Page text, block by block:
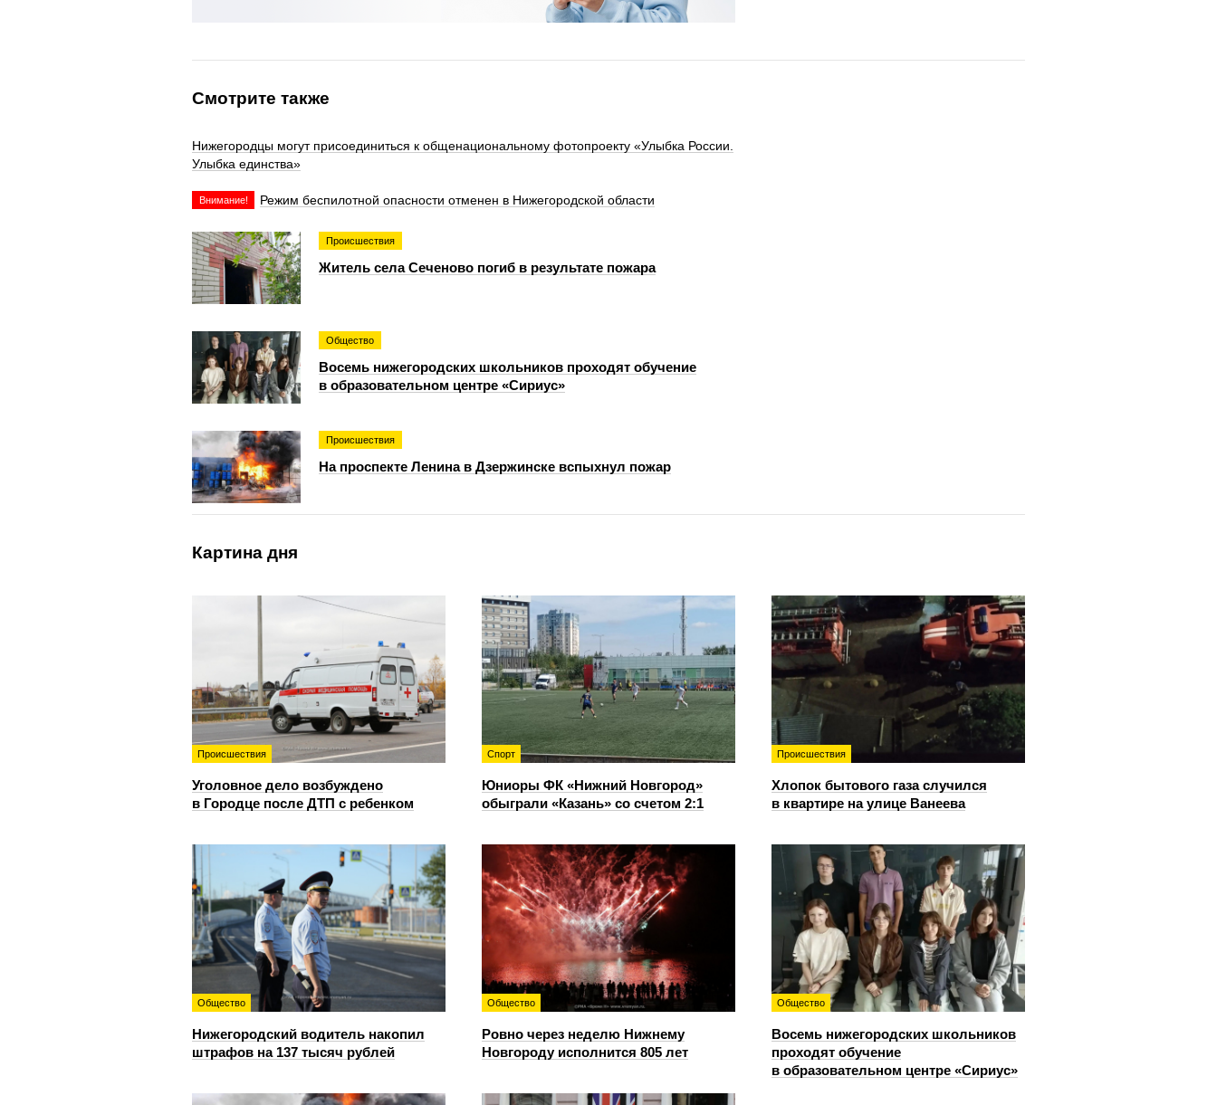
Смотрите также
Нижегородцы могут присоединиться к общенациональному фотопроекту «Улыбка России.
Улыбка единства»
Внимание! Режим беспилотной опасности отменен в Нижегородской области
Происшествия
Житель села Сеченово погиб в результате пожара
Общество
Восемь нижегородских школьников проходят обучение
в образовательном центре «Сириус»
Происшествия
На проспекте Ленина в Дзержинске вспыхнул пожар
Картина дня
Происшествия
Уголовное дело возбуждено
в Городце после ДТП с ребенком
Спорт
Юниоры ФК «Нижний Новгород»
обыграли «Казань» со счетом 2:1
Происшествия
Хлопок бытового газа случился
в квартире на улице Ванеева
Общество
Нижегородский водитель накопил
штрафов на 137 тысяч рублей
Общество
Ровно через неделю Нижнему
Новгороду исполнится 805 лет
Общество
Восемь нижегородских школьников
проходят обучение
в образовательном центре «Сириус»